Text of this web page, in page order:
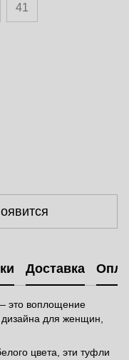
41
Доставка
это воплощение
для женщин,
цвета, эти туфли